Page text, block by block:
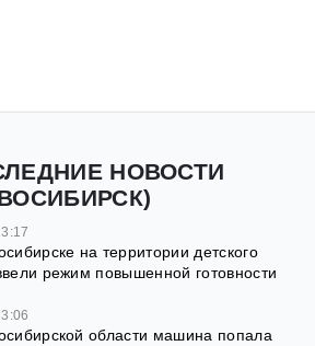
НОВОСТИ
на территории детского
режим повышенной готовности
области машина попала